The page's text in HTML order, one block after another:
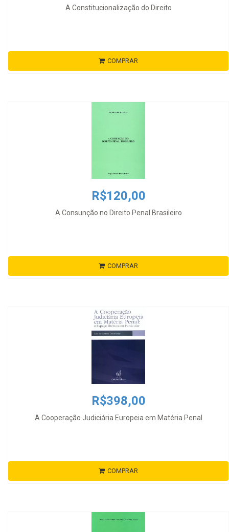
A Constitucionalização do Direito
COMPRAR
R$120,00
A Consunção no Direito Penal Brasileiro
COMPRAR
R$398,00
A Cooperação Judiciária Europeia em Matéria Penal
COMPRAR